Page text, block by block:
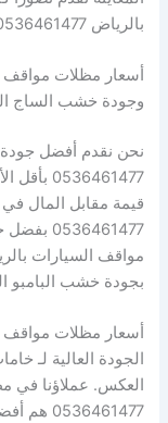
بالرياض 0536461477 بالتفصيل قبل البدء.
وجودة خشب الساج
نحن نقدم أفضل
قيمة مقابل المال
بجودة خشب البامبو
الجودة العالية لـ
العكس. عملاؤنا في